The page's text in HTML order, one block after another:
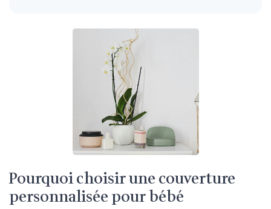
Pourquoi choisir une couverture
personnalisée pour bébé